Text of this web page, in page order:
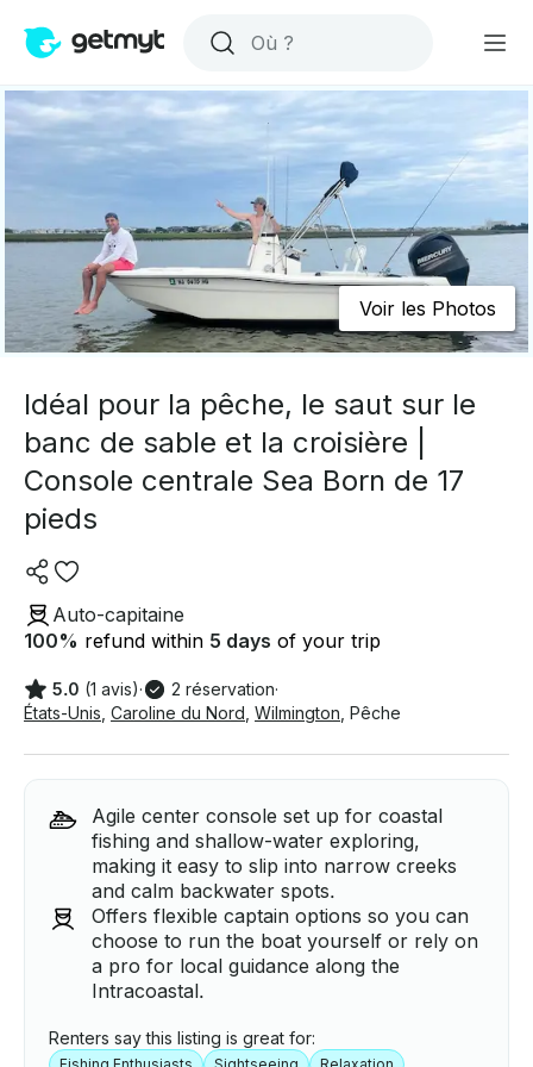
Voir les Photos
Idéal pour la pêche, le saut sur le
banc de sable et la croisière |
Console centrale Sea Born de 17
pieds
Auto-capitaine
100% refund within 5 days of your trip
5.0 (1 avis)· 2 réservation·
États-Unis Caroline du Nord Wilmington Pêche
Agile center console set up for coastal
fishing and shallow-water exploring,
making it easy to slip into narrow creeks
and calm backwater spots.
Offers flexible captain options so you can
choose to run the boat yourself or rely on
a pro for local guidance along the
Intracoastal.
Renters say this listing is great for: